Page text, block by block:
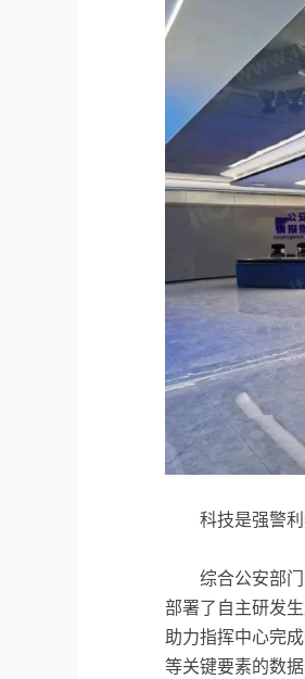
科技是强警
综合公安部
部署了自主研发
助力指挥中心完
等关键要素的数